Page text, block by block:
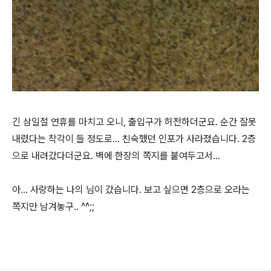
긴 삼일절 연휴를 마치고 오니, 출입구가 허전하더군요. 순간 잘못
내렸다는 착각이 들 정도로... 친숙했던 인포가 사라졌습니다. 2층
으로 내려갔다더군요. 벽에 한장의 쪽지를 붙여두고서...
아... 사랑하는 나의 님이 갔습니다. 보고 싶으면 2층으로 오라는
쪽지만 남겨놓구.. ^^;;